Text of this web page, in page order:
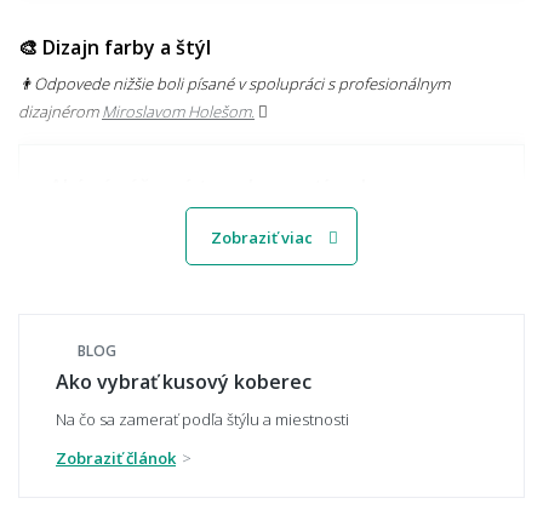
🎨 Dizajn farby a štýl
👨‍Odpovede nižšie boli písané v spolupráci s profesionálnym
dizajnéromMiroslavom Holešom.
praktickejšie?
Ako zladiť koberec s nábytkom a podlahou?
Zobraziť viac
BLOG
Ako vybrať kusový koberec
Na čo sa zamerať podľa štýlu a miestnosti
Zobraziť článok